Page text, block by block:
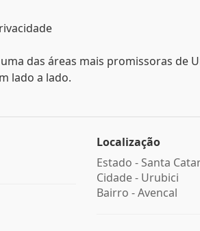
das áreas mais promissoras de
lado a lado.
Localização
Estado - Santa
Cidade - Urubici
Bairro -Avencal